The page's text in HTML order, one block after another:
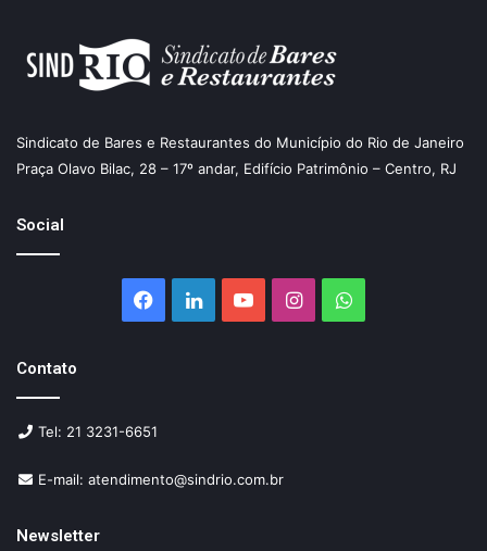
Sindicato de Bares e Restaurantes do Município do Rio de Janeiro
Praça Olavo Bilac, 28 – 17º andar, Edifício Patrimônio – Centro, RJ
Social
Facebook
LinkedinYouTubeInstagramWhatsApp
Contato
Tel: 21 3231-6651
E-mail: atendimento@sindrio.com.br
Newsletter